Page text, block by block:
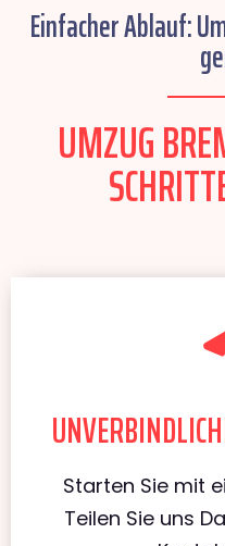
Einfacher Ablauf:
UMZUG
Starten Sie mit
Teilen Sie uns